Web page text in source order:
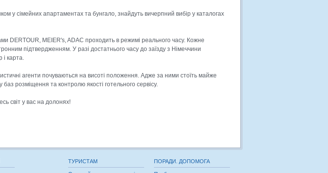
у сімейних апартаментах та бунгало, знайдуть вичерпний вибір у каталогах
DERTOUR, MEIER's, ADAC проходить в режимі реального часу. Кожне
підтвердженням. У разі достатнього часу до заїзду з Німеччини
і карта.
агенти почуваються на висоті положення. Адже за ними стоїть майже
розміщення та контролю якості готельного сервісу.
світ у вас на долонях!
ТУРИСТАМ ПОРАДИ. ДОПОМОГА